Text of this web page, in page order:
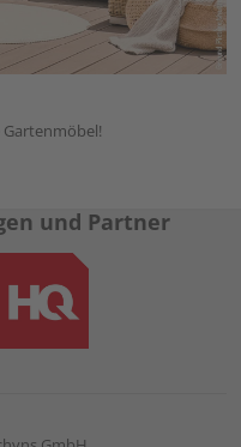
Gartenmöbel!
und Partner